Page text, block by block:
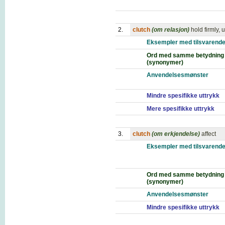
2. clutch (om relasjon) hold firmly,
Eksempler med
Ord med samme betydning
(synonymer)
Anvendelsesmønster
Mindre spesifikke uttrykk
Mere spesifikke uttrykk
3. clutch (om erkjendelse) affect
Eksempler med
Ord med samme betydning
(synonymer)
Anvendelsesmønster
Mindre spesifikke uttrykk